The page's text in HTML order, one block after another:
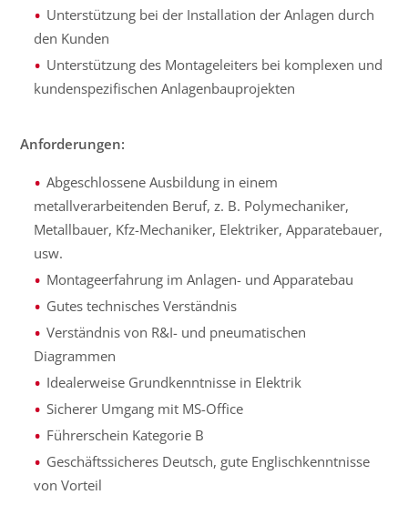
Unterstützung bei der Installation der Anlagen durch
den Kunden
Unterstützung des Montageleiters bei komplexen und
kundenspezifischen Anlagenbauprojekten
Anforderungen:
Abgeschlossene Ausbildung in einem
metallverarbeitenden Beruf, z. B. Polymechaniker,
Metallbauer, Kfz-Mechaniker, Elektriker, Apparatebauer,
usw.
Montageerfahrung im Anlagen- und Apparatebau
Gutes technisches Verständnis
Verständnis von R&I- und pneumatischen
Diagrammen
Idealerweise Grundkenntnisse in Elektrik
Sicherer Umgang mit MS-Office
Führerschein Kategorie B
Geschäftssicheres Deutsch, gute Englischkenntnisse
von Vorteil